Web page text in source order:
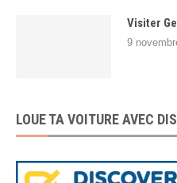
Visiter
9
LOUE TA VOITURE AVEC